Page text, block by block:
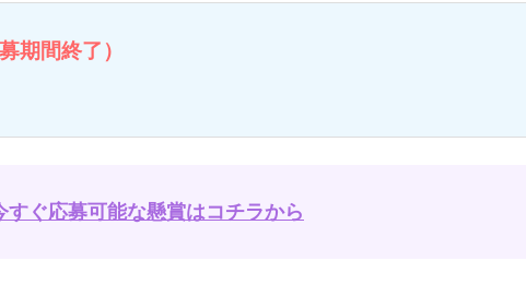
募期間終了）
すぐ応募可能な懸賞はコチラから